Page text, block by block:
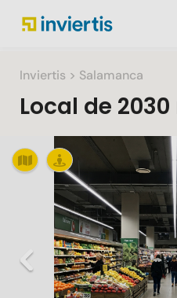
Inviertis > Salamanca
Local de 2030
Previous